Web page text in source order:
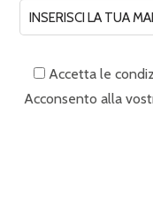
Accetta le
Acconsento alla